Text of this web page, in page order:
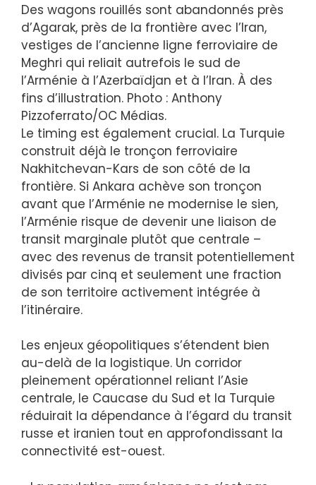
Des wagons rouillés sont abandonnés près
d’Agarak, près de la frontière avec l’Iran,
vestiges de l’ancienne ligne ferroviaire de
Meghri qui reliait autrefois le sud de
l’Arménie à l’Azerbaïdjan et à l’Iran. À des
fins d’illustration. Photo : Anthony
Pizzoferrato/OC Médias.
Le timing est également crucial. La Turquie
construit déjà le tronçon ferroviaire
Nakhitchevan-Kars de son côté de la
frontière. Si Ankara achève son tronçon
avant que l’Arménie ne modernise le sien,
l’Arménie risque de devenir une liaison de
transit marginale plutôt que centrale –
avec des revenus de transit potentiellement
divisés par cinq et seulement une fraction
de son territoire activement intégrée à
l’itinéraire.
Les enjeux géopolitiques s’étendent bien
au-delà de la logistique. Un corridor
pleinement opérationnel reliant l’Asie
centrale, le Caucase du Sud et la Turquie
réduirait la dépendance à l’égard du transit
russe et iranien tout en approfondissant la
connectivité est-ouest.